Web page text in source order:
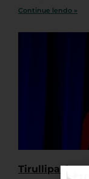
Continue lendo »
Tirullipa é